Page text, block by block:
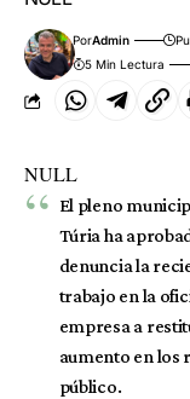
PorAdmin
5 Min Lectura
NULL
El pleno
Túria ha
denuncia la
trabajo en la
empresa a
aumento en los
público.